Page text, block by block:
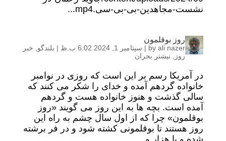
نشست-مجاهدین-بی-بی-سی.mp4...
روز بوقلمون
byali nazer
| سپتامبر 1, 2024 6:02 ب.ظ | بلندگو
خبر
روز
نیشتر بحران
در آمریکا رسم بر این است که روزی در نوامبر
خانواده گردهم آمده و خدای را شکر می کنند که
سالی گذشت و هنوز خانواده هست و گردهم
آمده است. بچه ها به این روز می گویند «روز
بوقلمون» چرا که از اول سال چشم به راه این
روز هستند تا بوقلمونی کشته شود و در فر برشته
شده و با هزار و...